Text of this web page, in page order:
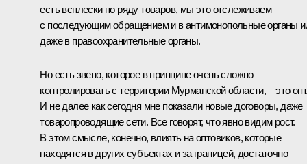
есть всплески по ряду товаров, мы это отслеживаем
с последующим обращением и в антимонопольные органы
даже в правоохранительные органы.
Но есть звено, которое в принципе очень сложно
контролировать с территории Мурманской области, – это
И не далее как сегодня мне показали новые договоры, даже
товаропроводящие сети. Все говорят, что явно видим рост.
В этом смысле, конечно, влиять на оптовиков, которые
находятся в других субъектах и за границей, достаточно